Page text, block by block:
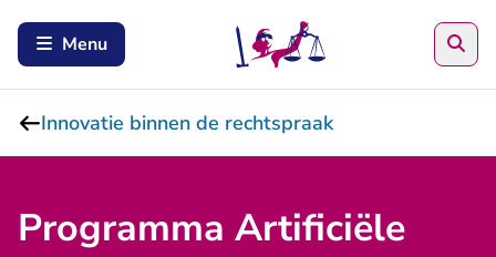
Menu
Innovatie binnen de rechtspraak
Programma Artificiële